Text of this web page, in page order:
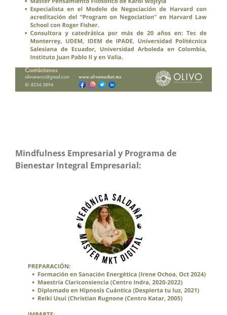
Mindfulness Empresarial y Programa de
Bienestar Integral Empresarial: